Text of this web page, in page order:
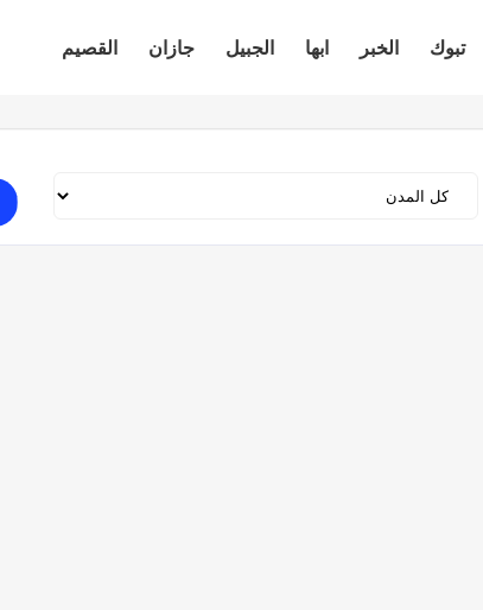
تبوك الخبر ابها الجبيل جازان القصيم